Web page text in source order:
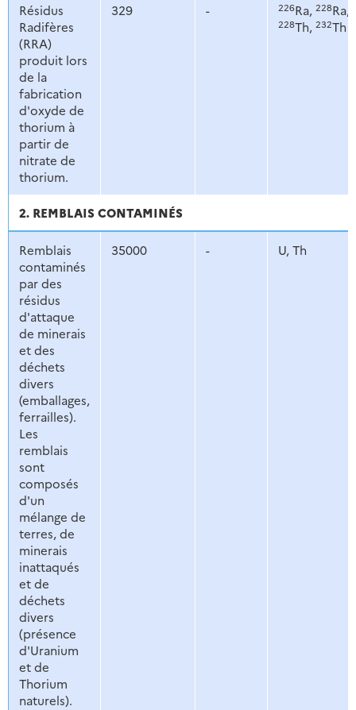
Résidus
Radifères
(RRA)
produit lors
de la
fabrication
d'oxyde de
thorium à
partir de
nitrate de
thorium.
329 - 226Ra, 228Ra,
228Th, 232Th
2. REMBLAIS CONTAMINÉS
Remblais
contaminés
par des
résidus
d'attaque
de minerais
et des
déchets
divers
(emballages,
ferrailles).
Les
remblais
sont
composés
d'un
mélange de
terres, de
minerais
inattaqués
et de
déchets
divers
(présence
d'Uranium
et de
Thorium
naturels).
35000 - U, Th